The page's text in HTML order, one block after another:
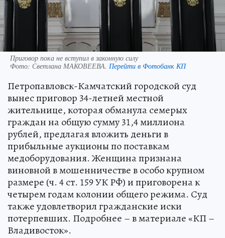
Приговор пока не вступил в законную силу
Фото: Светлана МАКОВЕЕВА. Перейти в Фотобанк КП
Петропавловск-Камчатский городской суд
вынес приговор 34-летней местной
жительнице, которая обманула семерых
граждан на общую сумму 31,4 миллиона
рублей, предлагая вложить деньги в
прибыльные аукционы по поставкам
медоборудования. Женщина признана
виновной в мошенничестве в особо крупном
размере (ч. 4 ст. 159 УК РФ) и приговорена к
четырем годам колонии общего режима. Суд
также удовлетворил гражданские иски
потерпевших. Подробнее – в материале «КП –
Владивосток».